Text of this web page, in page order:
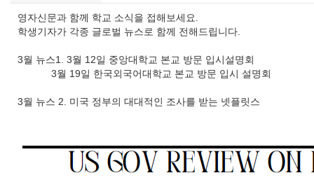
영자신문과 함께 학교 소식을 접해보세요.
학생기자가 각종 글로벌 뉴스로 함께 전해드립니다.
3월 뉴스1. 3월 12일 중앙대학교 본교 방문 입시설명회
3월 19일 한국외국어대학교 본교 방문 입시 설명회
3월 뉴스 2. 미국 정부의 대대적인 조사를 받는 넷플릿스